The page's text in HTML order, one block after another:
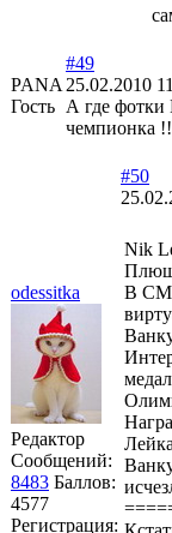
PANA
Гость
#49
25.02.2010
А где фотки
чемпионка
odessitka
Редактор
Сообщений:
8483 Баллов:
4577
Регистрация:
#50
Nik
В